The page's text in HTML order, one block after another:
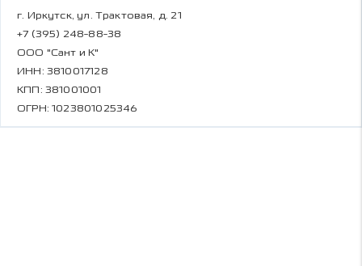
г. Иркутск, ул. Трактовая, д. 21
+7 (395) 248-88-38
ООО "Сант и К"
ИНН: 3810017128
КПП: 381001001
ОГРН: 1023801025346